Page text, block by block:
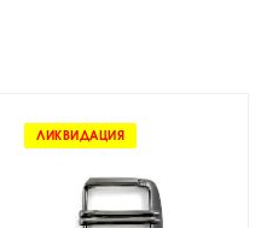
ЛИКВИДАЦИЯ